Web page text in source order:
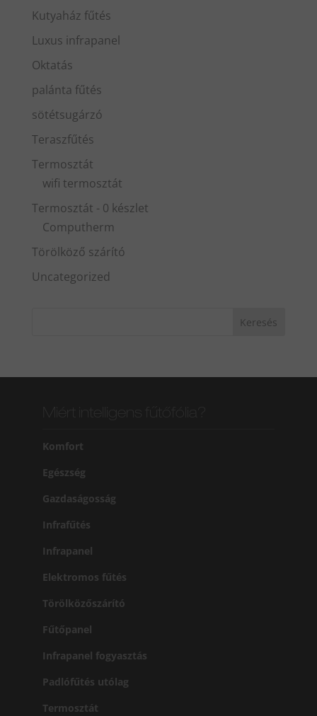
Kutyaház fűtés
Luxus infrapanel
Oktatás
palánta fűtés
sötétsugárzó
Teraszfűtés
Termosztát
wifi termosztát
Termosztát - 0 készlet
Computherm
Törölköző szárító
Uncategorized
Komfort
Egészség
Gazdaságosság
Infrafűtés
Infrapanel
Elektromos fűtés
Törölközőszárító
Fűtőpanel
Infrapanel fogyasztás
Padlófűtés utólag
Termosztát